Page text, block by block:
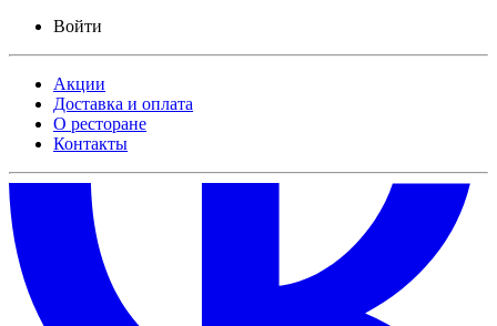
Войти
Акции
Доставка и оплата
О ресторане
Контакты